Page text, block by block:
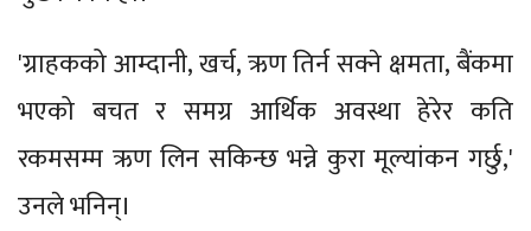
'ग्राहकको आम्दानी, खर्च, ऋण तिर्न सक्ने क्षमता, बैंकमा
भएको बचत र समग्र आर्थिक अवस्था हेरेर कति
रकमसम्म ऋण लिन सकिन्छ भन्ने कुरा मूल्यांकन गर्छु,'
उनले भनिन्।